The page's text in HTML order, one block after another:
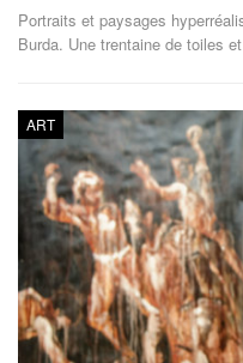
Portraits et paysages
Burda. Une trentaine de toiles
ART